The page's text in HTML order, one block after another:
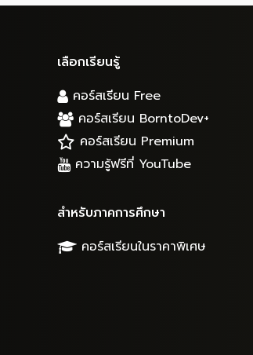
เลือกเรียนรู้
คอร์สเรียน Free
คอร์สเรียน BorntoDev+
คอร์สเรียน Premium
ความรู้ฟรีที่ YouTube
สำหรับภาคการศึกษา
คอร์สเรียนในราคาพิเศษ